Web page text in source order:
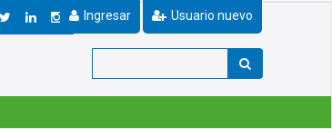
Ingresar Usuario nuevo